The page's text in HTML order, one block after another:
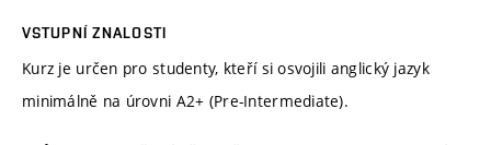
VSTUPNÍ ZNALOSTI
Kurz je určen pro studenty, kteří si osvojili anglický jazyk
minimálně na úrovni A2+ (Pre-Intermediate).